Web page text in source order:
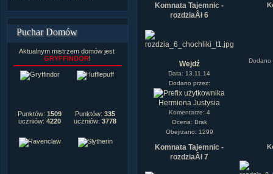
Puchar Domów
Aktualnym mistrzem domów jest
GRYFFINDOR!
Punktów:1509
uczniów:4220
Punktów:335
uczniów:3778
Komnata Tajemnic -
rozdziaÂł 6
Wejdź
Data: 13.11.14
Dodano przez:
Hermiona Justysia
Komentarze: 4
Ocena: Brak
Obejrzano: 1299
Komnata Tajemnic -
rozdziaÂł 7